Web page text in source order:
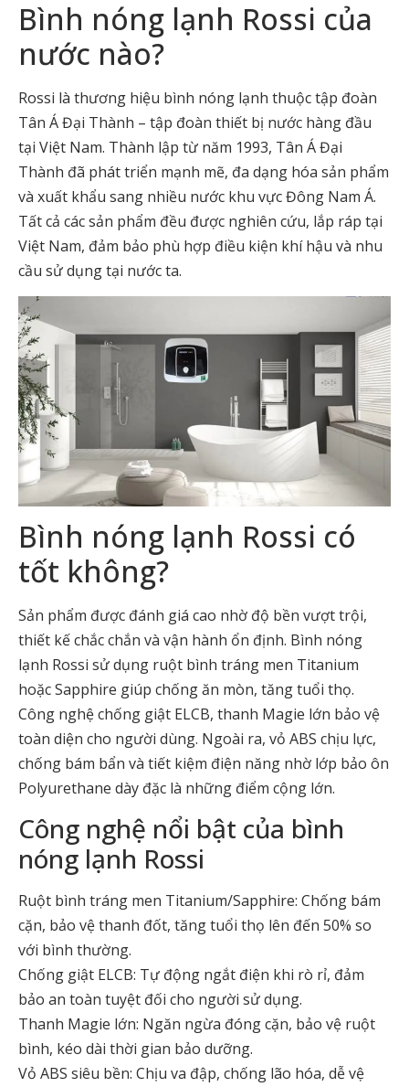
Bình nóng lạnh Rossi của
nước nào?
Rossi là thương hiệu bình nóng lạnh thuộc tập đoàn
Tân Á Đại Thành – tập đoàn thiết bị nước hàng đầu
tại Việt Nam. Thành lập từ năm 1993, Tân Á Đại
Thành đã phát triển mạnh mẽ, đa dạng hóa sản phẩm
và xuất khẩu sang nhiều nước khu vực Đông Nam Á.
Tất cả các sản phẩm đều được nghiên cứu, lắp ráp tại
Việt Nam, đảm bảo phù hợp điều kiện khí hậu và nhu
cầu sử dụng tại nước ta.
Bình nóng lạnh Rossi có
tốt không?
Sản phẩm được đánh giá cao nhờ độ bền vượt trội,
thiết kế chắc chắn và vận hành ổn định. Bình nóng
lạnh Rossi sử dụng ruột bình tráng men Titanium
hoặc Sapphire giúp chống ăn mòn, tăng tuổi thọ.
Công nghệ chống giật ELCB, thanh Magie lớn bảo vệ
toàn diện cho người dùng. Ngoài ra, vỏ ABS chịu lực,
chống bám bẩn và tiết kiệm điện năng nhờ lớp bảo ôn
Polyurethane dày đặc là những điểm cộng lớn.
Công nghệ nổi bật của bình
nóng lạnh Rossi
Ruột bình tráng men Titanium/Sapphire: Chống bám
cặn, bảo vệ thanh đốt, tăng tuổi thọ lên đến 50% so
với bình thường.
Chống giật ELCB: Tự động ngắt điện khi rò rỉ, đảm
bảo an toàn tuyệt đối cho người sử dụng.
Thanh Magie lớn: Ngăn ngừa đóng cặn, bảo vệ ruột
bình, kéo dài thời gian bảo dưỡng.
Vỏ ABS siêu bền: Chịu va đập, chống lão hóa, dễ vệ